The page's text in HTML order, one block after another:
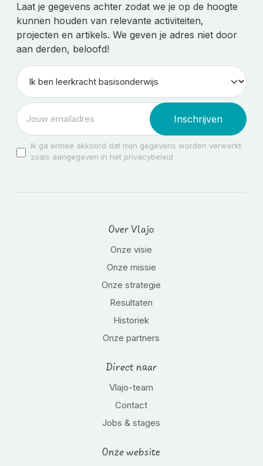
Laat je gegevens achter zodat we je op de hoogte
kunnen houden van relevante activiteiten,
projecten en artikels. We geven je adres niet door
aan derden, beloofd!
Inschrijven
Ik ga ermee akkoord dat mijn gegevens worden verwerkt
zoals aangegeven in het privacybeleid
Over Vlajo
Onze visie
Onze missie
Onze strategie
Resultaten
Historiek
Onze partners
Direct naar
Vlajo-team
Contact
Jobs & stages
Onze website